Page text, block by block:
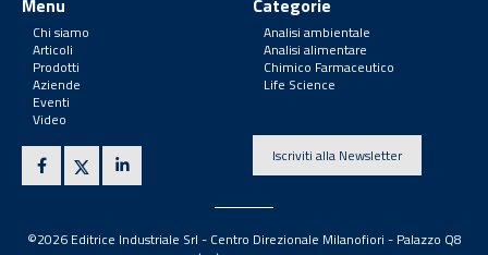
Menu
Chi siamo
Articoli
Prodotti
Aziende
Eventi
Video
Categorie
Analisi ambientale
Analisi alimentare
Chimico Farmaceutico
Life Science
Iscriviti alla Newsletter
©2026 Editrice Industriale Srl - Centro Direzionale Milanofiori - Palazzo Q8